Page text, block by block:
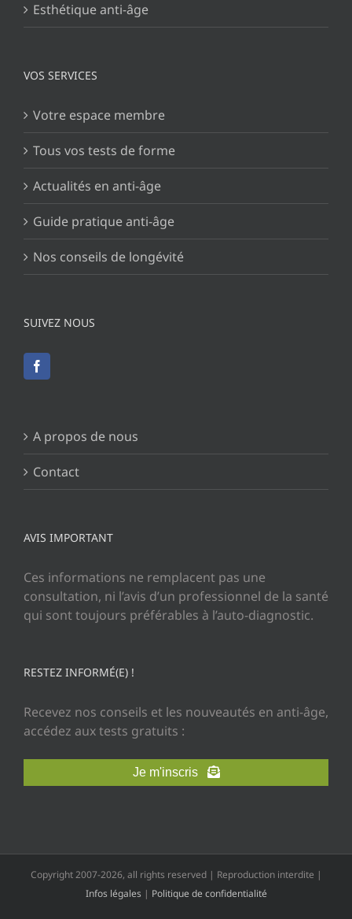
Esthétique anti-âge
VOS SERVICES
Votre espace membre
Tous vos tests de forme
Actualités en anti-âge
Guide pratique anti-âge
Nos conseils de longévité
SUIVEZ NOUS
A propos de nous
Contact
AVIS IMPORTANT
Ces informations ne remplacent pas une
consultation, ni l’avis d’un professionnel de la santé
qui sont toujours préférables à l’auto-diagnostic.
RESTEZ INFORMÉ(E) !
Recevez nos conseils et les nouveautés en anti-âge,
accédez aux tests gratuits :
Je m'inscris
Copyright 2007-2026, all rights reserved | Reproduction interdite |
Infos légales | Politique de confidentialité